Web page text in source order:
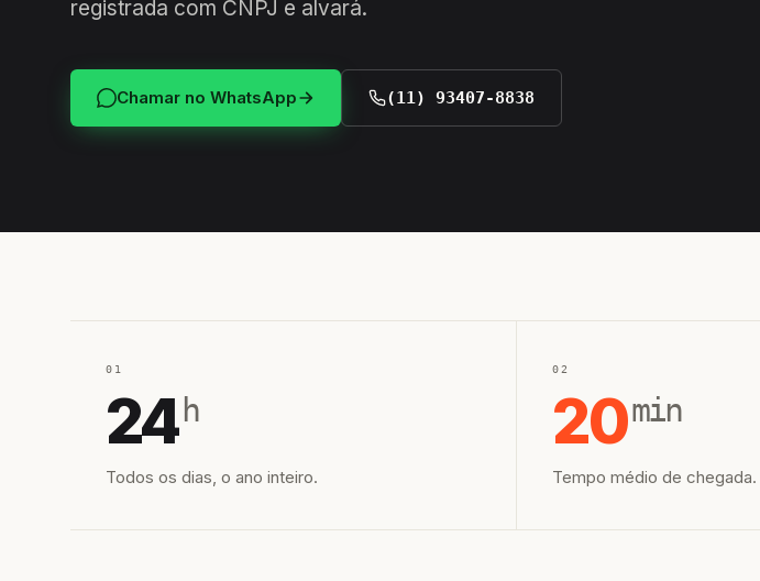
registrada com CNPJ e alvará.
Chamar no WhatsApp (11) 93407-8838
01
24 h
Todos os dias, o ano inteiro.
02
20min
Tempo médio de chegada.